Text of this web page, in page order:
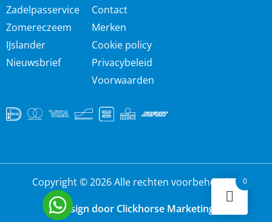
Zadelpasservice
Zomereczeem
IJslander
Nieuwsbrief
Contact
Merken
Cookie policy
Privacybeleid
Voorwaarden
Copyright © 2026 Alle rechten voorbehouden
Design door Clickhorse Marketing
0